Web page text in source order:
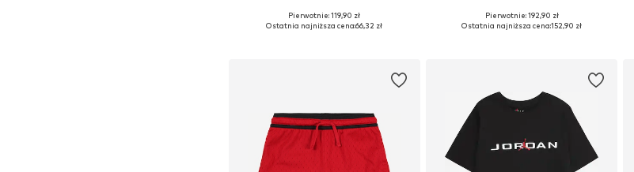
Dostępne rozmiary: 128-140
Pierwotnie: 119,90 zł
Ostatnia najniższa cena:66,32 zł
Dostępne w różnych rozmiarach
Pierwotnie: 192,90 zł
Ostatnia najniższa cena:152,90 zł